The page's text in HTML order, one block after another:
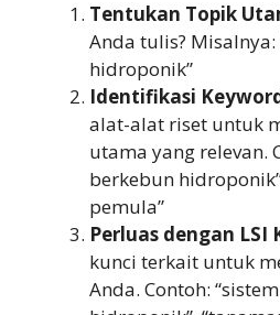
Tentukan Topik
Anda tulis?
hidroponik”
Identifikasi
alat-alat riset untuk
utama yang relevan.
berkebun
pemula”
Perluas dengan LSI
kunci terkait untuk
Anda. Contoh: